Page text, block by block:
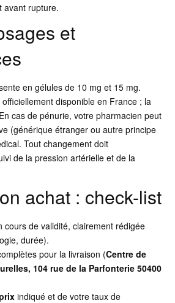
avant rupture.
et
en gélules de 10 mg et 15 mg.
disponible en France ; la
cas de pénurie, votre pharmacien peut
(générique étranger ou autre principe
Tout changement doit
de la pression artérielle et de la
achat : check-list
cours de validité, clairement rédigée
durée).
pour la livraison (Centre de
104 rue de la Parfonterie 50400
indiqué et de votre taux de